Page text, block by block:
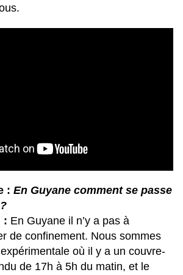
: En Guyane comment se passe
: En Guyane il n’y a pas à
de confinement. Nous sommes
où il y a un couvre-
de 17h à 5h du matin, et le